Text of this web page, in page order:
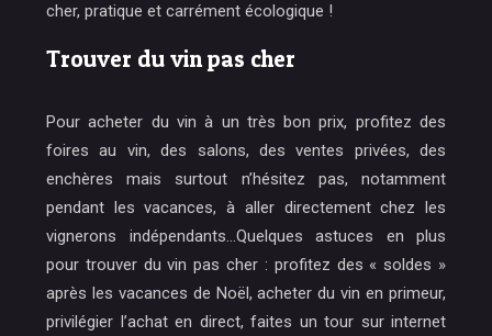
cher, pratique et carrément écologique !
Trouver du vin pas cher
Pour acheter du vin à un très bon prix, profitez des
foires au vin, des salons, des ventes privées, des
enchères mais surtout n’hésitez pas, notamment
pendant les vacances, à aller directement chez les
vignerons indépendants…Quelques astuces en plus
pour trouver du vin pas cher : profitez des « soldes »
après les vacances de Noël, acheter du vin en primeur,
privilégier l’achat en direct, faites un tour sur internet